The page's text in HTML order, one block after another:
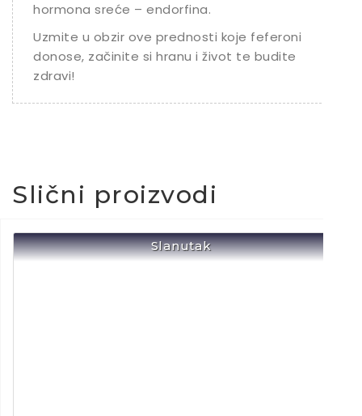
hormona sreće – endorfina.
Uzmite u obzir ove prednosti koje feferoni
donose, začinite si hranu i život te budite
zdravi!
Slični proizvodi
Slanutak